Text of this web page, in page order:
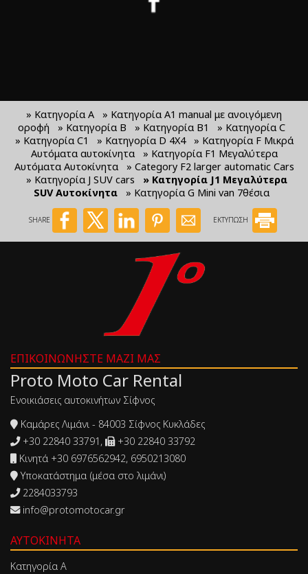
» Κατηγορία Α
» Κατηγορία Α1 manual με ανοιγόμενη
οροφή
» Κατηγορία Β » Κατηγορία Β1
» Κατηγορία C
» Κατηγορία C1
» Κατηγορία D 4X4
» Κατηγορία F Μικρά
Αυτόματα αυτοκίνητα
» Κατηγορία F1 Μεγαλύτερα
Αυτόματα Αυτοκίνητα
» Category F2 larger automatic Cars
» Κατηγορία J SUV cars
» Κατηγορία J1 Μεγαλύτερα
SUV Αυτοκίνητα
» Κατηγορία G Mini van 7θέσια
SHARE ΕΚΤΥΠΩΣΗ
ΕΠΙΚΟΙΝΩΝΉΣΤΕ ΜΑΖΊ ΜΑΣ
Proto Moto Car Rental
Ενοικιάσεις αυτοκινήτων Σίφνος
Καμάρες Λιμάνι - 84003 Σίφνος Κυκλάδες
+30 22840 33791,
+30 22840 33792
Κινητά +30 6976562942, 6950213080
Υποκατάστημα (μέσα στο λιμάνι)
2284033793
info@protomotocar.gr
ΑΥΤΟΚΊΝΗΤΑ
Κατηγορία Α